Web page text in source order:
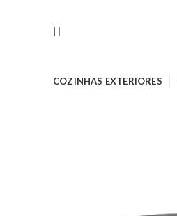
COZINHAS EXTERIORES